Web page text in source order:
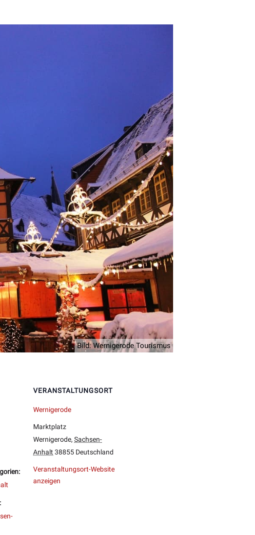
Bild: Wernigerode Tourismus
VERANSTALTUNGSORT
Wernigerode
Marktplatz
Wernigerode, Sachsen-
Anhalt 38855 Deutschland
Veranstaltungsort-Website
anzeigen